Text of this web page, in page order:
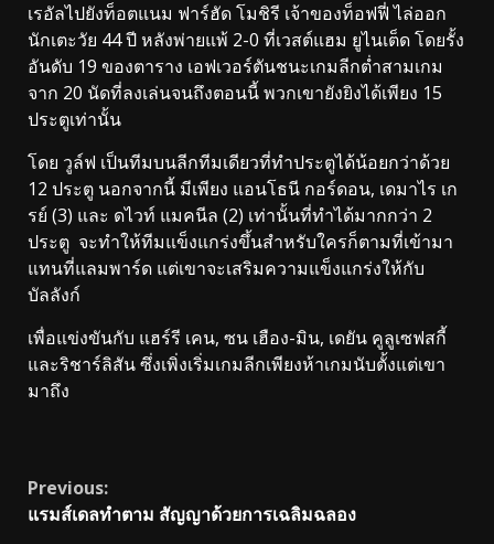
เรอัลไปยังท็อตแนม ฟาร์ฮัด โมชิรี เจ้าของท็อฟฟี่ ไล่ออก
นักเตะวัย 44 ปี หลังพ่ายแพ้ 2-0 ที่เวสต์แฮม ยูไนเต็ด โดยรั้ง
อันดับ 19 ของตาราง เอฟเวอร์ตันชนะเกมลีกต่ำสามเกม
จาก 20 นัดที่ลงเล่นจนถึงตอนนี้ พวกเขายังยิงได้เพียง 15
ประตูเท่านั้น
โดย วูล์ฟ เป็นทีมบนลีกทีมเดียวที่ทำประตูได้น้อยกว่าด้วย
12 ประตู นอกจากนี้ มีเพียง แอนโธนี กอร์ดอน, เดมาไร เก
รย์ (3) และ ดไวท์ แมคนีล (2) เท่านั้นที่ทำได้มากกว่า 2
ประตู จะทำให้ทีมแข็งแกร่งขึ้นสำหรับใครก็ตามที่เข้ามา
แทนที่แลมพาร์ด แต่เขาจะเสริมความแข็งแกร่งให้กับ
บัลลังก์
เพื่อแข่งขันกับ แฮร์รี เคน, ซน เฮือง-มิน, เดยัน คูลูเซฟสกี้
และริชาร์ลิสัน ซึ่งเพิ่งเริ่มเกมลีกเพียงห้าเกมนับตั้งแต่เขา
มาถึง
Continue
Previous:
แรมส์เดลทำตาม สัญญาด้วยการเฉลิมฉลอง